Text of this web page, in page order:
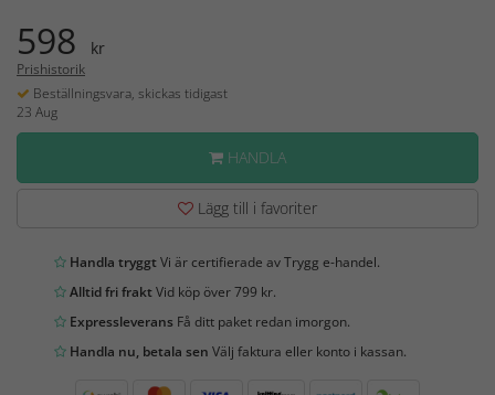
598 kr
Prishistorik
Beställningsvara, skickas tidigast
23 Aug
HANDLA
Lägg till i favoriter
Handla tryggtVi är certifierade av Trygg e-handel.
Alltid fri fraktVid köp över 799 kr.
Expressleverans Få ditt paket redan imorgon.
Handla nu, betala sen Välj faktura eller konto i kassan.